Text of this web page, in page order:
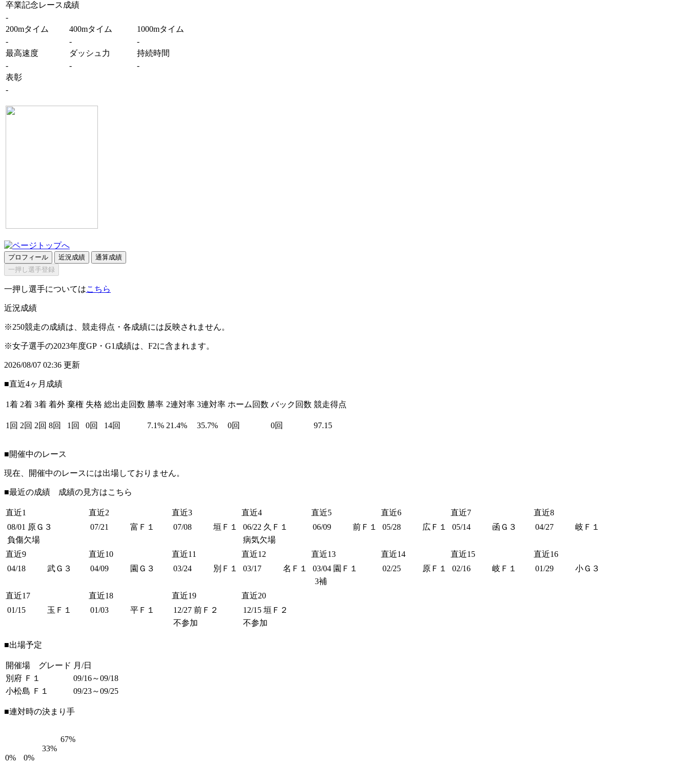
卒業記念レース成績
-
200mタイム
400mタイム
1000mタイム
-
-
-
最高速度
ダッシュ力
持続時間
-
-
-
表彰
-
プロフィール 近況成績
通算成績
一押し選手登録
一押し選手についてはこちら
近況成績
※250競走の成績は、競走得点・各成績には反映されません。
※女子選手の2023年度GP・G1成績は、F2に含まれます。
2026/08/07 02:36 更新
■直近4ヶ月成績
1着 2着 3着 着外 棄権 失格 総出走回数 勝率 2連対率 3連対率 ホーム回数 バック回数 競走得点
1回 2回 2回 8回 1回 0回 14回 7.1% 21.4% 35.7% 0回 0回 97.15
■開催中のレース
現在、開催中のレースには出場しておりません。
■最近の成績 成績の見方はこちら
直近1 直近2 直近3 直近4 直近5 直近6 直近7
直近8
08/01 原Ｇ３
負傷欠場
07/21 富Ｆ１ 07/08 垣Ｆ１ 06/22 久Ｆ１
病気欠場
06/09 前Ｆ１ 05/28 広Ｆ１ 05/14 函Ｇ３ 04/27 岐Ｆ１
直近9 直近10 直近11 直近12 直近13 直近14 直近15
直近16
04/18
武Ｇ３ 04/09 園Ｇ３ 03/24 別Ｆ１ 03/17 名Ｆ１ 03/04 園Ｆ１
3補
02/25 原Ｆ１ 02/16 岐Ｆ１ 01/29 小Ｇ３
直近17 直近18 直近19
直近20
01/15
玉Ｆ１ 01/03 平Ｆ１ 12/27 前Ｆ２
不参加
12/15 垣Ｆ２
不参加
■出場予定
開催場 グレード 月/日
別府 Ｆ１
09/16～09/18
小松島 Ｆ１
09/23～09/25
■連対時の決まり手
0% 0%
33%
67%